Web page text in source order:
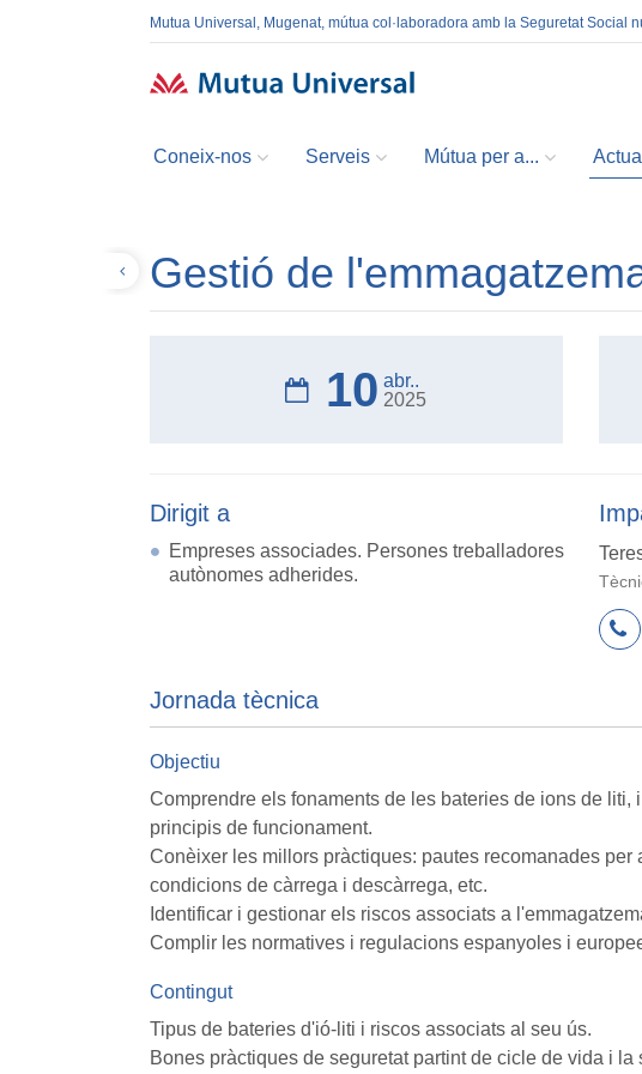
Mutua Universal, Mugenat, mútua col·laboradora amb la Seguretat Social
Coneix-nos Serveis Mútua per a...
Gestió de
10 abr..
2025
Dirigit a
Empreses associades. Persones treballadores
autònomes adherides.
Jornada tècnica
Objectiu
Comprendre els fonaments de les bateries de ions de
principis de funcionament.
Conèixer les millors pràctiques: pautes recomanades per
condicions de càrrega i descàrrega, etc.
Identificar i gestionar els riscos associats a
Complir les normatives i regulacions espanyoles i
Contingut
Tipus de bateries d'ió-liti i riscos associats al seu ús.
Bones pràctiques de seguretat partint de cicle de vida i la